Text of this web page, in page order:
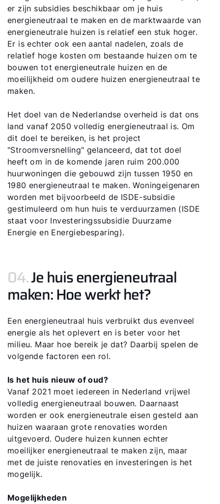
er zijn subsidies beschikbaar om je huis
energieneutraal te maken en de marktwaarde van
energieneutrale huizen is relatief een stuk hoger.
Er is echter ook een aantal nadelen, zoals de
relatief hoge kosten om bestaande huizen om te
bouwen tot energieneutrale huizen en de
moeilijkheid om oudere huizen energieneutraal te
maken.
Het doel van de Nederlandse overheid is dat ons
land vanaf 2050 volledig energieneutraal is. Om
dit doel te bereiken, is het project
"Stroomversnelling" gelanceerd, dat tot doel
heeft om in de komende jaren ruim 200.000
huurwoningen die gebouwd zijn tussen 1950 en
1980 energieneutraal te maken. Woningeigenaren
worden met bijvoorbeeld de ISDE-subsidie
gestimuleerd om hun huis te verduurzamen (ISDE
staat voor Investeringssubsidie Duurzame
Energie en Energiebesparing).
04.Je huis energieneutraal
maken: Hoe werkt het?
Een energieneutraal huis verbruikt dus evenveel
energie als het oplevert en is beter voor het
milieu. Maar hoe bereik je dat? Daarbij spelen de
volgende factoren een rol.
Is het huis nieuw of oud?
Vanaf 2021 moet iedereen in Nederland vrijwel
volledig energieneutraal bouwen. Daarnaast
worden er ook energieneutrale eisen gesteld aan
huizen waaraan grote renovaties worden
uitgevoerd. Oudere huizen kunnen echter
moeilijker energieneutraal te maken zijn, maar
met de juiste renovaties en investeringen is het
mogelijk.
Mogelijkheden